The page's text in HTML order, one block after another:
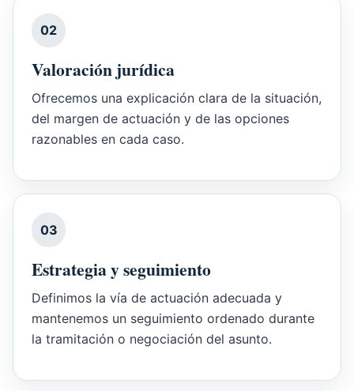
02
Valoración jurídica
Ofrecemos una explicación clara de la situación,
del margen de actuación y de las opciones
razonables en cada caso.
03
Estrategia y seguimiento
Definimos la vía de actuación adecuada y
mantenemos un seguimiento ordenado durante
la tramitación o negociación del asunto.